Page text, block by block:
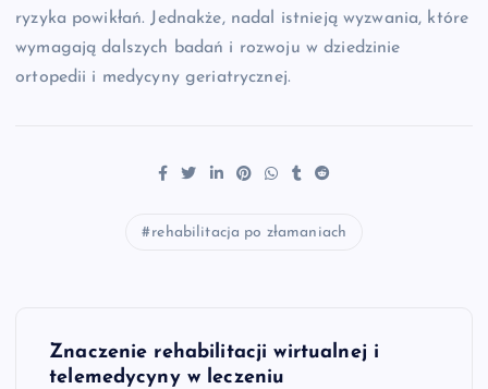
ryzyka powikłań. Jednakże, nadal istnieją wyzwania, które
wymagają dalszych badań i rozwoju w dziedzinie
ortopedii i medycyny geriatrycznej.
rehabilitacja po złamaniach
NZnaczenie rehabilitacji wirtualnej i
telemedycyny w leczeniu